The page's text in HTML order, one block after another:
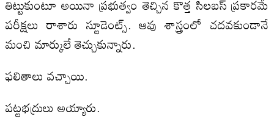
పరీక్షలు రాశారు స్టూడెంట్స్. ఆవు శాస్త్రంలో చదవకుండానే
మంచి మార్కులే తెచ్చుకున్నారు.
ఫలితాలు వచ్చాయి.
పట్టభద్రులు అయ్యారు.